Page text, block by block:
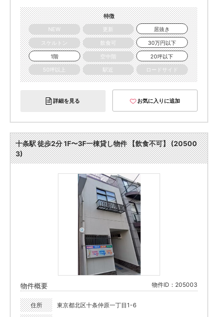
特徴
NEW
更新
居抜き
スケルトン
飲食可
30万円以下
1階
空中階
20坪以下
50坪以上
駅近 ロードサイド
詳細を見る お気に入りに追加
十条駅 徒歩2分 1F〜3F一棟貸し物件 【飲食不可】 (20500
3)
物件概要 物件ID：205003
住所 東京都北区十条仲原一丁目1-6